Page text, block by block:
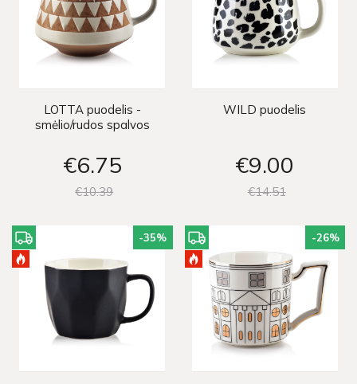
LOTTA puodelis -
smėlio/rudos spalvos
€6 75
€1039
WILD puodelis
€9 00
€1451
-35% -26%